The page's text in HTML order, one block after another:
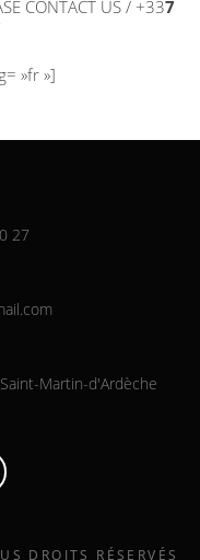
CONTACT US / +337
»fr »]
27
Martin-d'Ardèche
DROITS RÉSERVÉS